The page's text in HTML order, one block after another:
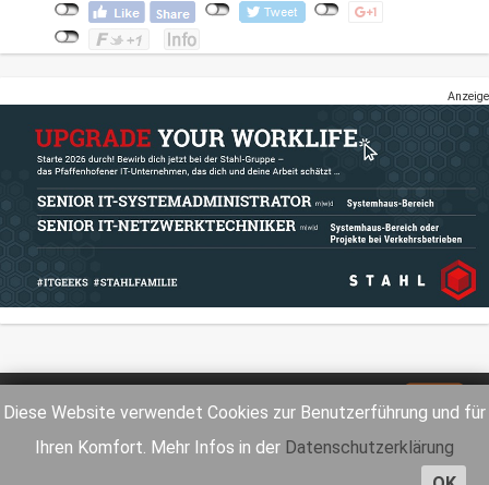
Diese Website verwendet Cookies zur Benutzerführung und für
Ihren Komfort. Mehr Infos in der Datenschutzerklärung
Anzeige